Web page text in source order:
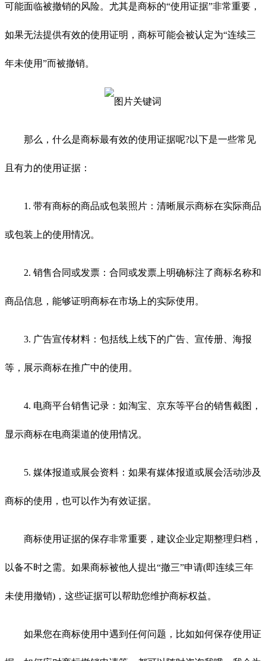
可能面临被撤销的风险。尤其是商标的“使用证据”非常重要，
如果无法提供有效的使用证明，商标可能会被认定为“连续三
年未使用”而被撤销。
那么，什么是商标最有效的使用证据呢?以下是一些常见
且有力的使用证据：
1. 带有商标的商品或包装照片：清晰展示商标在实际商品
或包装上的使用情况。
2. 销售合同或发票：合同或发票上明确标注了商标名称和
商品信息，能够证明商标在市场上的实际使用。
3. 广告宣传材料：包括线上线下的广告、宣传册、海报
等，展示商标在推广中的使用。
4. 电商平台销售记录：如淘宝、京东等平台的销售截图，
显示商标在电商渠道的使用情况。
5. 媒体报道或展会资料：如果有媒体报道或展会活动涉及
商标的使用，也可以作为有效证据。
商标使用证据的保存非常重要，建议企业定期整理归档，
以备不时之需。如果商标被他人提出“撤三”申请(即连续三年
未使用撤销)，这些证据可以帮助您维护商标权益。
如果您在商标使用中遇到任何问题，比如如何保存使用证